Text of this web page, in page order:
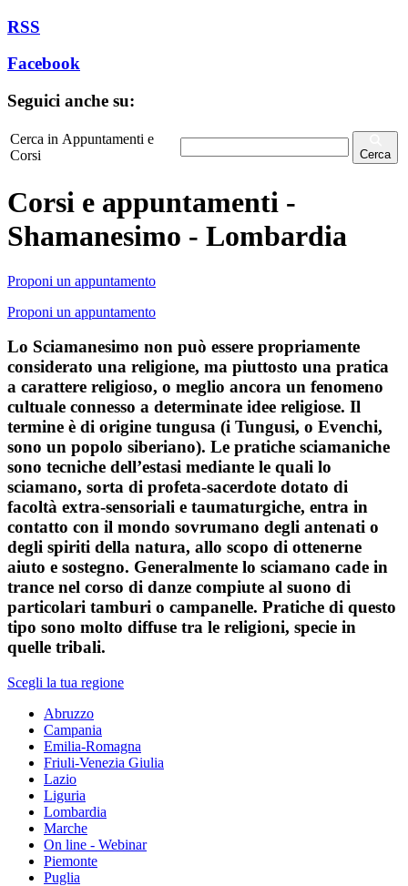
RSS
Facebook
Seguici anche su:
Cerca in Appuntamenti e
Corsi
Cerca
Corsi e appuntamenti -
Shamanesimo - Lombardia
Proponi un appuntamento
Proponi un appuntamento
Lo Sciamanesimo non può essere propriamente
considerato una religione, ma piuttosto una pratica
a carattere religioso, o meglio ancora un fenomeno
cultuale connesso a determinate idee religiose. Il
termine è di origine tungusa (i Tungusi, o Evenchi,
sono un popolo siberiano). Le pratiche sciamaniche
sono tecniche dell’estasi mediante le quali lo
sciamano, sorta di profeta-sacerdote dotato di
facoltà extra-sensoriali e taumaturgiche, entra in
contatto con il mondo sovrumano degli antenati o
degli spiriti della natura, allo scopo di ottenerne
aiuto e sostegno. Generalmente lo sciamano cade in
trance nel corso di danze compiute al suono di
particolari tamburi o campanelle. Pratiche di questo
tipo sono molto diffuse tra le religioni, specie in
quelle tribali.
Scegli la tua regione
Abruzzo
Campania
Emilia-Romagna
Friuli-Venezia Giulia
Lazio
Liguria
Lombardia
Marche
On line - Webinar
Piemonte
Puglia